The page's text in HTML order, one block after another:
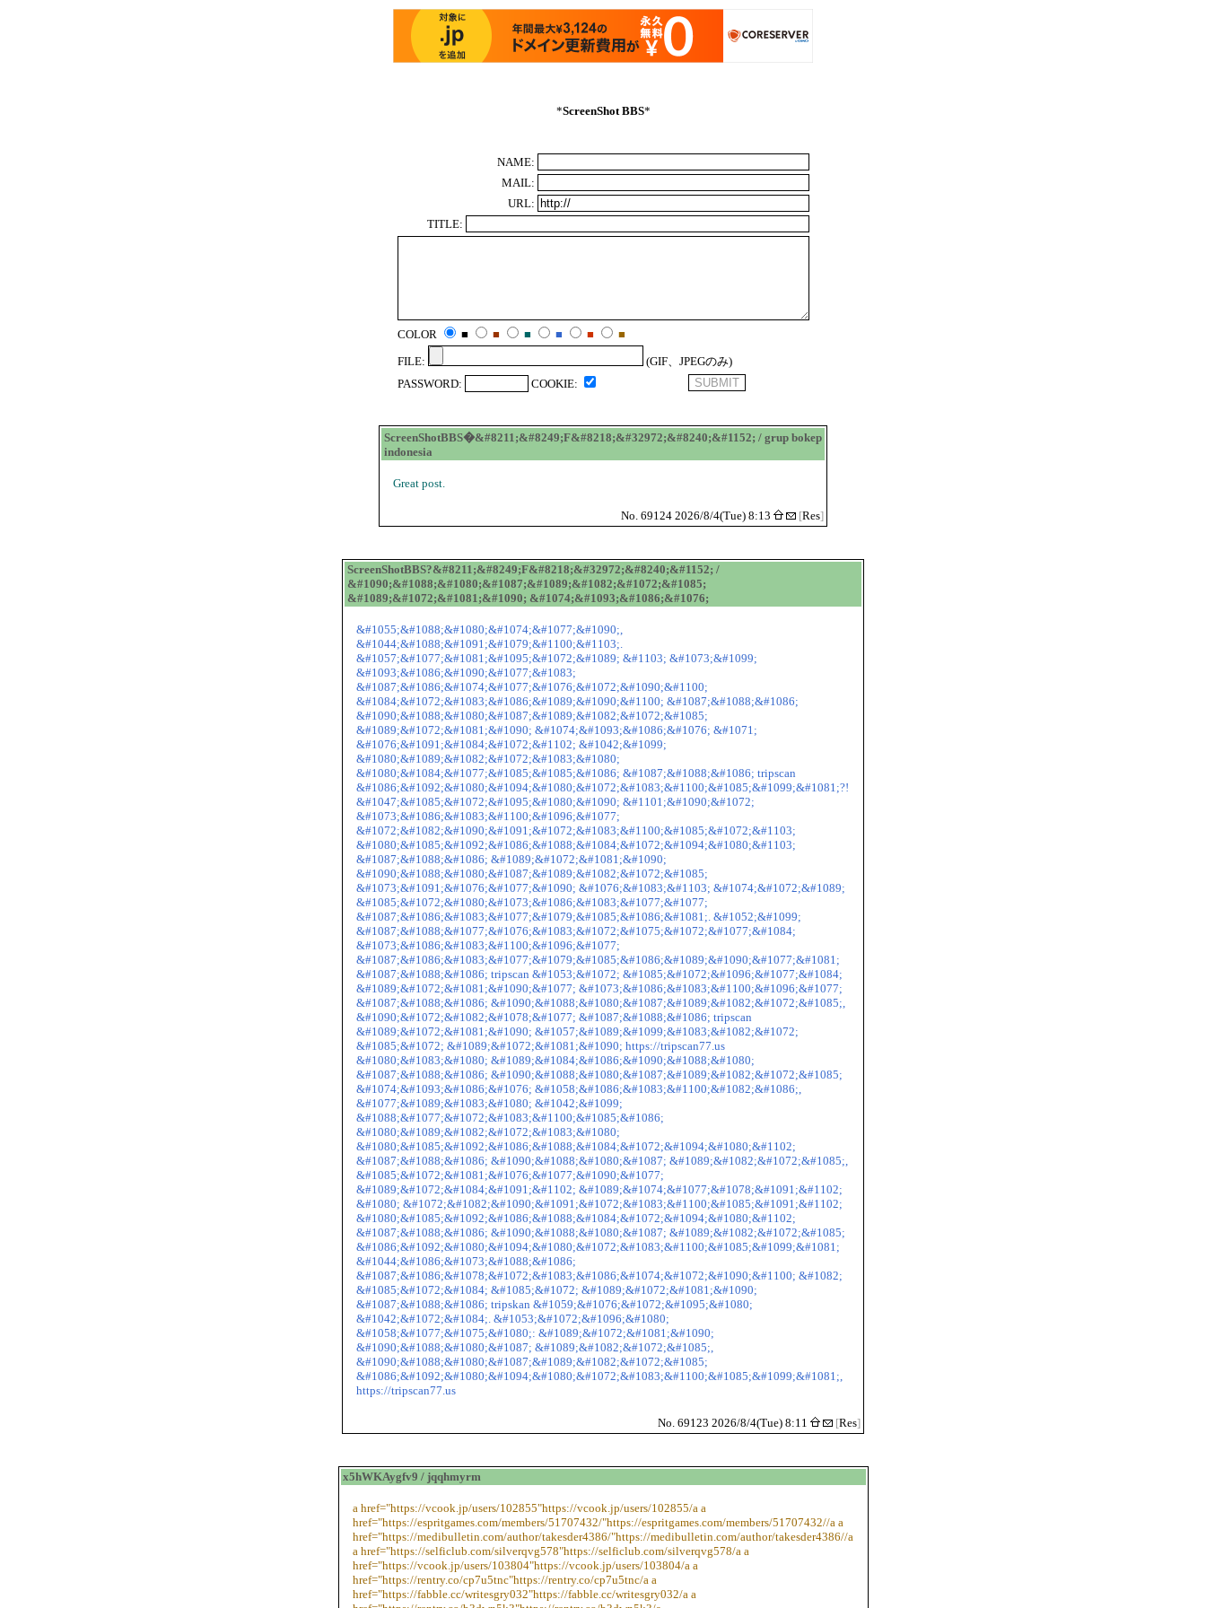
*ScreenShot BBS*
NAME:
MAIL:
URL:
TITLE:
COLOR ■ ■ ■ ■ ■
■
FILE:
(GIF、JPEGのみ)
PASSWORD:
COOKIE:
ScreenShotBBS�&#8211;&#8249;F&#8218;&#32972;&#8240;&#1152; / grup bokep
indonesia
Great post.
No. 69124 2026/8/4(Tue) 8:13 [Res]
ScreenShotBBS?&#8211;&#8249;F&#8218;&#32972;&#8240;&#1152; /
&#1090;&#1088;&#1080;&#1087;&#1089;&#1082;&#1072;&#1085;
&#1089;&#1072;&#1081;&#1090; &#1074;&#1093;&#1086;&#1076;
&#1055;&#1088;&#1080;&#1074;&#1077;&#1090;,
&#1044;&#1088;&#1091;&#1079;&#1100;&#1103;.
&#1057;&#1077;&#1081;&#1095;&#1072;&#1089; &#1103; &#1073;&#1099;
&#1093;&#1086;&#1090;&#1077;&#1083;
&#1087;&#1086;&#1074;&#1077;&#1076;&#1072;&#1090;&#1100;
&#1084;&#1072;&#1083;&#1086;&#1089;&#1090;&#1100; &#1087;&#1088;&#1086;
&#1090;&#1088;&#1080;&#1087;&#1089;&#1082;&#1072;&#1085;
&#1089;&#1072;&#1081;&#1090; &#1074;&#1093;&#1086;&#1076; &#1071;
&#1076;&#1091;&#1084;&#1072;&#1102; &#1042;&#1099;
&#1080;&#1089;&#1082;&#1072;&#1083;&#1080;
&#1080;&#1084;&#1077;&#1085;&#1085;&#1086; &#1087;&#1088;&#1086; tripscan
&#1086;&#1092;&#1080;&#1094;&#1080;&#1072;&#1083;&#1100;&#1085;&#1099;&#1081;?!
&#1047;&#1085;&#1072;&#1095;&#1080;&#1090; &#1101;&#1090;&#1072;
&#1073;&#1086;&#1083;&#1100;&#1096;&#1077;
&#1072;&#1082;&#1090;&#1091;&#1072;&#1083;&#1100;&#1085;&#1072;&#1103;
&#1080;&#1085;&#1092;&#1086;&#1088;&#1084;&#1072;&#1094;&#1080;&#1103;
&#1087;&#1088;&#1086; &#1089;&#1072;&#1081;&#1090;
&#1090;&#1088;&#1080;&#1087;&#1089;&#1082;&#1072;&#1085;
&#1073;&#1091;&#1076;&#1077;&#1090; &#1076;&#1083;&#1103; &#1074;&#1072;&#1089;
&#1085;&#1072;&#1080;&#1073;&#1086;&#1083;&#1077;&#1077;
&#1087;&#1086;&#1083;&#1077;&#1079;&#1085;&#1086;&#1081;. &#1052;&#1099;
&#1087;&#1088;&#1077;&#1076;&#1083;&#1072;&#1075;&#1072;&#1077;&#1084;
&#1073;&#1086;&#1083;&#1100;&#1096;&#1077;
&#1087;&#1086;&#1083;&#1077;&#1079;&#1085;&#1086;&#1089;&#1090;&#1077;&#1081;
&#1087;&#1088;&#1086; tripscan &#1053;&#1072; &#1085;&#1072;&#1096;&#1077;&#1084;
&#1089;&#1072;&#1081;&#1090;&#1077; &#1073;&#1086;&#1083;&#1100;&#1096;&#1077;
&#1087;&#1088;&#1086; &#1090;&#1088;&#1080;&#1087;&#1089;&#1082;&#1072;&#1085;,
&#1090;&#1072;&#1082;&#1078;&#1077; &#1087;&#1088;&#1086; tripscan
&#1089;&#1072;&#1081;&#1090; &#1057;&#1089;&#1099;&#1083;&#1082;&#1072;
&#1085;&#1072; &#1089;&#1072;&#1081;&#1090; https://tripscan77.us
&#1080;&#1083;&#1080; &#1089;&#1084;&#1086;&#1090;&#1088;&#1080;
&#1087;&#1088;&#1086; &#1090;&#1088;&#1080;&#1087;&#1089;&#1082;&#1072;&#1085;
&#1074;&#1093;&#1086;&#1076; &#1058;&#1086;&#1083;&#1100;&#1082;&#1086;,
&#1077;&#1089;&#1083;&#1080; &#1042;&#1099;
&#1088;&#1077;&#1072;&#1083;&#1100;&#1085;&#1086;
&#1080;&#1089;&#1082;&#1072;&#1083;&#1080;
&#1080;&#1085;&#1092;&#1086;&#1088;&#1084;&#1072;&#1094;&#1080;&#1102;
&#1087;&#1088;&#1086; &#1090;&#1088;&#1080;&#1087; &#1089;&#1082;&#1072;&#1085;,
&#1085;&#1072;&#1081;&#1076;&#1077;&#1090;&#1077;
&#1089;&#1072;&#1084;&#1091;&#1102; &#1089;&#1074;&#1077;&#1078;&#1091;&#1102;
&#1080; &#1072;&#1082;&#1090;&#1091;&#1072;&#1083;&#1100;&#1085;&#1091;&#1102;
&#1080;&#1085;&#1092;&#1086;&#1088;&#1084;&#1072;&#1094;&#1080;&#1102;
&#1087;&#1088;&#1086; &#1090;&#1088;&#1080;&#1087; &#1089;&#1082;&#1072;&#1085;
&#1086;&#1092;&#1080;&#1094;&#1080;&#1072;&#1083;&#1100;&#1085;&#1099;&#1081;
&#1044;&#1086;&#1073;&#1088;&#1086;
&#1087;&#1086;&#1078;&#1072;&#1083;&#1086;&#1074;&#1072;&#1090;&#1100; &#1082;
&#1085;&#1072;&#1084; &#1085;&#1072; &#1089;&#1072;&#1081;&#1090;
&#1087;&#1088;&#1086; tripskan &#1059;&#1076;&#1072;&#1095;&#1080;
&#1042;&#1072;&#1084;. &#1053;&#1072;&#1096;&#1080;
&#1058;&#1077;&#1075;&#1080;: &#1089;&#1072;&#1081;&#1090;
&#1090;&#1088;&#1080;&#1087; &#1089;&#1082;&#1072;&#1085;,
&#1090;&#1088;&#1080;&#1087;&#1089;&#1082;&#1072;&#1085;
&#1086;&#1092;&#1080;&#1094;&#1080;&#1072;&#1083;&#1100;&#1085;&#1099;&#1081;,
https://tripscan77.us
No. 69123 2026/8/4(Tue) 8:11 [Res]
x5hWKAygfv9 / jqqhmyrm
a href="https://vcook.jp/users/102855"https://vcook.jp/users/102855/a a
href="https://espritgames.com/members/51707432/"https://espritgames.com/members/51707432//a a
href="https://medibulletin.com/author/takesder4386/"https://medibulletin.com/author/takesder4386//a
a href="https://selficlub.com/silverqvg578"https://selficlub.com/silverqvg578/a a
href="https://vcook.jp/users/103804"https://vcook.jp/users/103804/a a
href="https://rentry.co/cp7u5tnc"https://rentry.co/cp7u5tnc/a a
href="https://fabble.cc/writesgry032"https://fabble.cc/writesgry032/a a